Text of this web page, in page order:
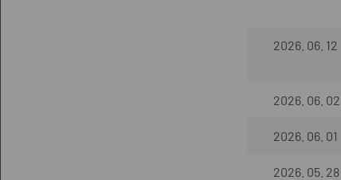
2026. 06. 12
2026. 06. 02
2026. 06. 01
2026. 05. 28